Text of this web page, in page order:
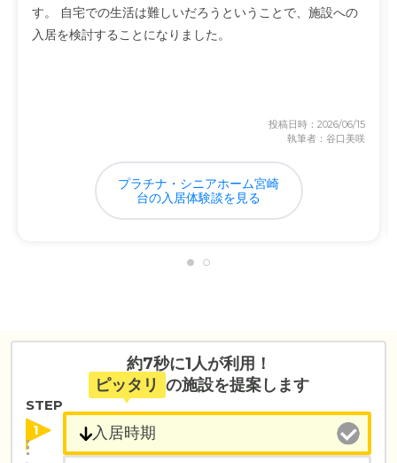
す。 自宅での生活は難しいだろうということで、施設への
入居を検討することになりました。
投稿日時：2026/06/15
執筆者：谷口美咲
プラチナ・シニアホーム宮崎
台の入居体験談を見る
約7秒に1人が利用！
ピッタリ の施設を提案します
STEP
1